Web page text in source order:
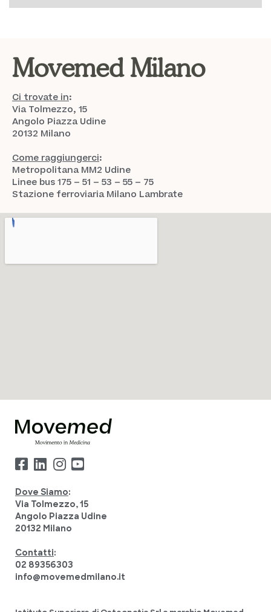
Movemed Milano
Ci trovate in:
Via Tolmezzo, 15
Angolo Piazza Udine
20132 Milano
Come raggiungerci:
Metropolitana MM2 Udine
Linee bus 175 – 51 – 53 – 55 – 75
Stazione ferroviaria Milano Lambrate
Dove Siamo:
Via Tolmezzo, 15
Angolo Piazza Udine
20132 Milano
Contatti:
02 89356303
info@movemedmilano.it